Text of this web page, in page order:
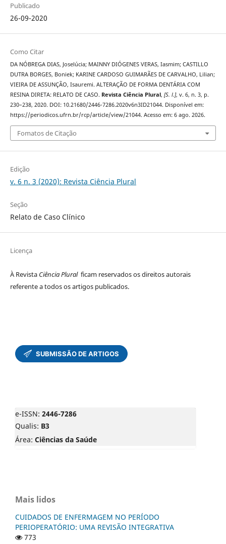
Publicado
26-09-2020
Como Citar
DA NÓBREGA DIAS, Joselúcia; MAINNY DIÓGENES VERAS, Iasmim; CASTILLO
DUTRA BORGES, Boniek; KARINE CARDOSO GUIMARÃES DE CARVALHO, Lilian;
VIEIRA DE ASSUNÇÃO, Isauremi. ALTERAÇÃO DE FORMA DENTÁRIA COM
RESINA DIRETA: RELATO DE CASO. Revista Ciência Plural, [S. l.], v. 6, n. 3, p.
230–238, 2020. DOI: 10.21680/2446-7286.2020v6n3ID21044. Disponível em:
https://periodicos.ufrn.br/rcp/article/view/21044. Acesso em: 6 ago. 2026.
Fomatos de Citação
Edição
v. 6 n. 3 (2020): Revista Ciência Plural
Seção
Relato de Caso Clínico
Licença
À Revista Ciência Plural ficam reservados os direitos autorais
referente a todos os artigos publicados.
e-ISSN: 2446-7286
Qualis: B3
Área: Ciências da Saúde
Mais lidos
CUIDADOS DE ENFERMAGEM NO PERÍODO
PERIOPERATÓRIO: UMA REVISÃO INTEGRATIVA
773